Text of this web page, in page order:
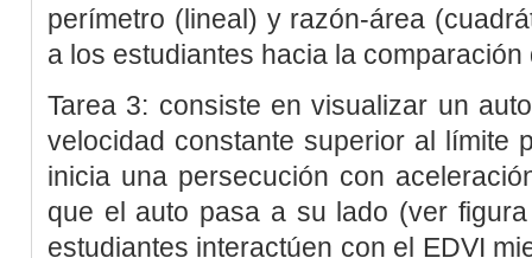
perímetro (lineal) y razón-área
a los estudiantes hacia la
Tarea 3: consiste en visualizar un
velocidad constante superior al límite
inicia una persecución con
que el auto pasa a su lado (ver
estudiantes interactúen con el EDVI